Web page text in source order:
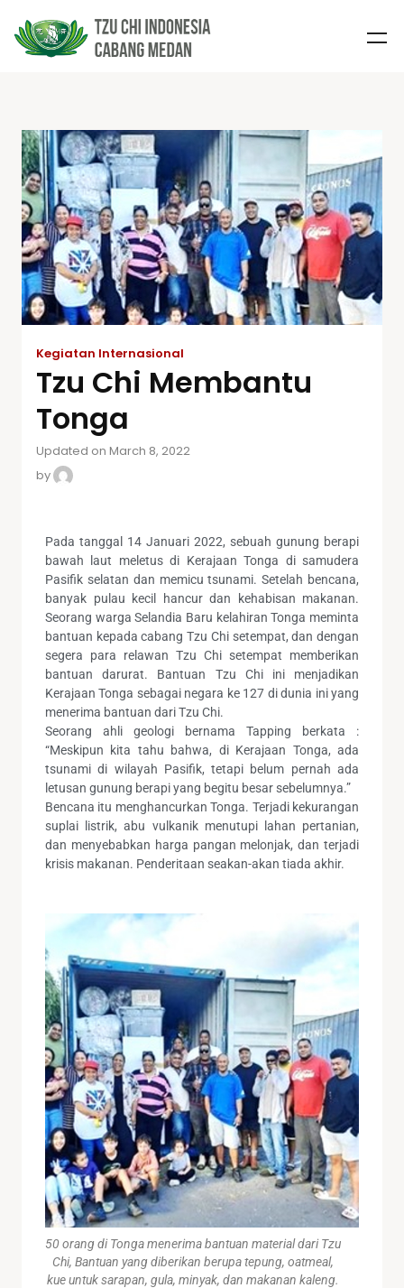
Kegiatan Internasional
Tzu Chi Membantu
Tonga
Updated on March 8, 2022
by
Pada tanggal 14 Januari 2022, sebuah gunung berapi
bawah laut meletus di Kerajaan Tonga di samudera
Pasifik selatan dan memicu tsunami. Setelah bencana,
banyak pulau kecil hancur dan kehabisan makanan.
Seorang warga Selandia Baru kelahiran Tonga meminta
bantuan kepada cabang Tzu Chi setempat, dan dengan
segera para relawan Tzu Chi setempat memberikan
bantuan darurat. Bantuan Tzu Chi ini menjadikan
Kerajaan Tonga sebagai negara ke 127 di dunia ini yang
menerima bantuan dari Tzu Chi.
Seorang ahli geologi bernama Tapping berkata :
“Meskipun kita tahu bahwa, di Kerajaan Tonga, ada
tsunami di wilayah Pasifik, tetapi belum pernah ada
letusan gunung berapi yang begitu besar sebelumnya.”
Bencana itu menghancurkan Tonga. Terjadi kekurangan
suplai listrik, abu vulkanik menutupi lahan pertanian,
dan menyebabkan harga pangan melonjak, dan terjadi
krisis makanan. Penderitaan seakan-akan tiada akhir.
50 orang di Tonga menerima bantuan material dari Tzu
Chi, Bantuan yang diberikan berupa tepung, oatmeal,
kue untuk sarapan, gula, minyak, dan makanan kaleng.